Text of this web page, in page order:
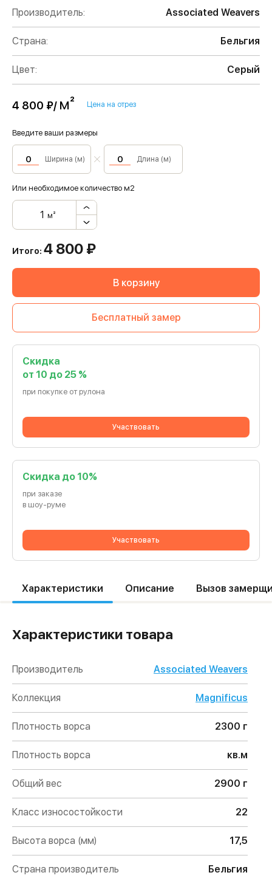
Производитель: Associated Weavers
Страна: Бельгия
Цвет: Серый
4 800 ₽/ м² Цена на отрез
Введите ваши размеры
Ширина (м) Длина (м)
Или необходимое количество м2
м²
Итого: 4 800 ₽
В корзину
Бесплатный замер
Скидка
от 10 до 25 %
при покупке от рулона
Участвовать
Cкидка до 10%
при заказе
в шоу-руме
Участвовать
Характеристики Описание Вызов
Характеристики товара
Производитель Associated Weavers
Коллекция Magnificus
Плотность ворса 2300 г
Плотность ворса кв.м
Общий вес 2900 г
Класс износостойкости 22
Высота ворса (мм) 17,5
Страна производитель Бельгия